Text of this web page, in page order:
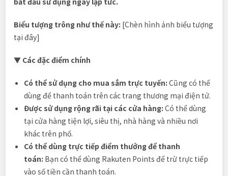
Biểu tượng trông như thế này: [Chèn hình ảnh biểu tượng
tại đây]
▼ Các đặc điểm chính
Có thể sử dụng cho mua sắm trực tuyến: Cũng có thể
dùng để thanh toán trên các trang thương mại điện tử.
Được sử dụng rộng rãi tại các cửa hàng: Có thể dùng
tại cửa hàng tiện lợi, siêu thị, nhà hàng và nhiều nơi
khác trên phố.
Có thể dùng trực tiếp điểm thưởng để thanh
toán: Bạn có thể dùng Rakuten Points để trừ trực tiếp
vào số tiền cần thanh toán.